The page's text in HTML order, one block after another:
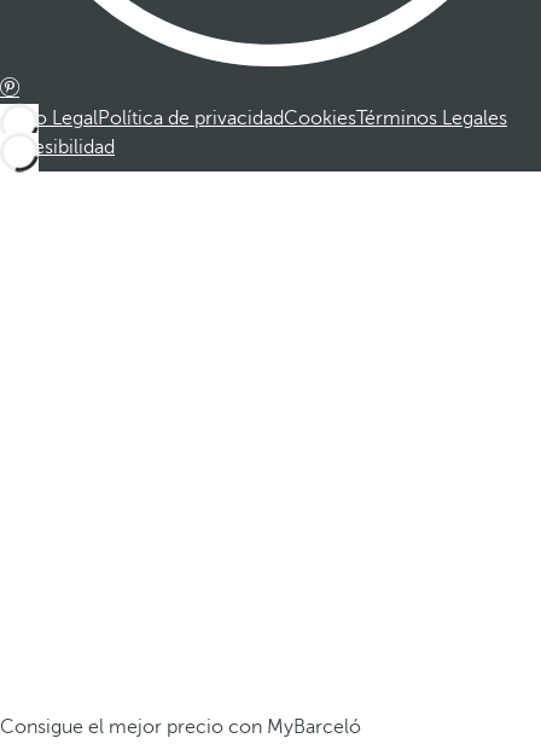
Aviso LegalPolítica de privacidadCookiesTérminos Legales
Accesibilidad
Consigue el mejor precio con MyBarceló